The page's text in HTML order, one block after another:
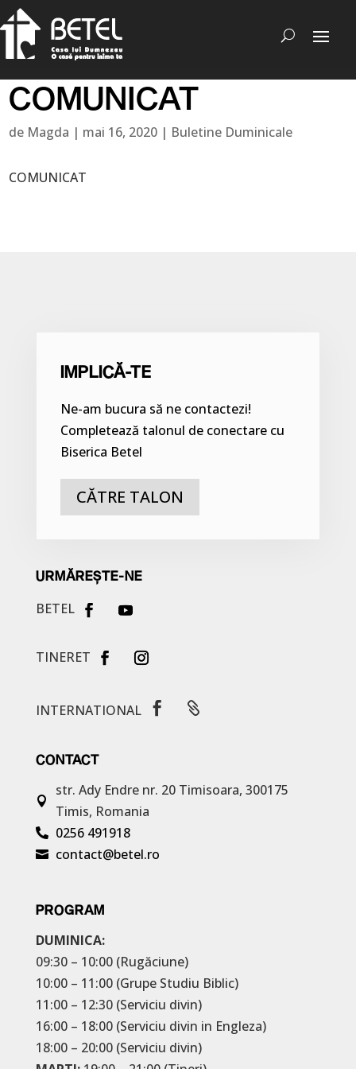
COMUNICAT
de Magda | mai 16, 2020 | Buletine Duminicale
COMUNICAT
IMPLICĂ-TE
Ne-am bucura să ne contactezi!
Completează talonul de conectare cu
Biserica Betel
CĂTRE TALON
URMĂREȘTE-NE
BETEL
TINERET
INTERNATIONAL  
CONTACT

str. Ady Endre nr. 20 Timisoara, 300175
Timis, Romania
 0256 491918
 contact@betel.ro
PROGRAM
DUMINICA:
09:30 – 10:00 (Rugăciune)
10:00 – 11:00 (Grupe Studiu Biblic)
11:00 – 12:30 (Serviciu divin)
16:00 – 18:00 (Serviciu divin in Engleza)
18:00 – 20:00 (Serviciu divin)